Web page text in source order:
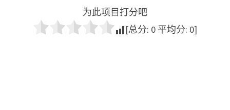
为此项目打分吧
[总分: 0 平均分: 0]